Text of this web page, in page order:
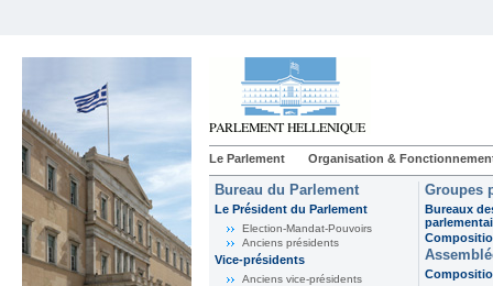
Le Parlement Organisation &
Bureau du Parlement
Le Président du Parlement
Election-Mandat-Pouvoirs
Anciens présidents
Vice-présidents
Anciens vice-présidents
Groupes
Bureaux